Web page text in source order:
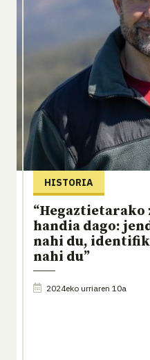
HISTORIA
“Hegaztietarako
handia dago:
nahi du,
nahi du”
2024eko urriaren 10a